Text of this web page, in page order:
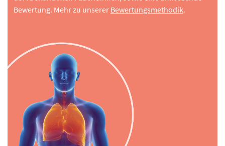
Bewertung. Mehr zu unserer Bewertungsmethodik.